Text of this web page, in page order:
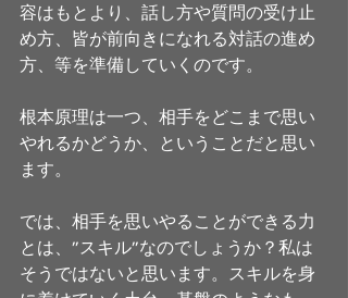
容はもとより、話し方や質問の受け止
め方、皆が前向きになれる対話の進め
方、等を準備していくのです。
根本原理は一つ、相手をどこまで思い
やれるかどうか、ということだと思い
ます。
では、相手を思いやることができる力
とは、”スキル”なのでしょうか？私は
そうではないと思います。スキルを身